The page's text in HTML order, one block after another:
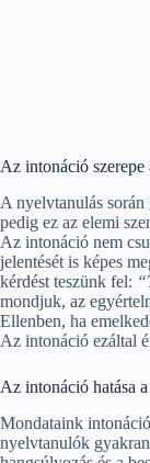
Az intonáció szerepe
A nyelvtanulás
pedig ez az elemi
Az intonáció nem
jelentését is képes
kérdést teszünk fel:
mondjuk, az
Ellenben, ha
Az intonáció ezáltal
Az intonáció hatása
Mondataink
nyelvtanulók